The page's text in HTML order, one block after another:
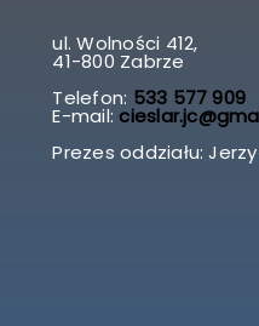
ul. Wolności 412,
41-800 Zabrze
Telefon: 533 577 909
E-mail:
Prezes oddziału: